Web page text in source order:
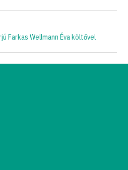
Farkas Wellmann Éva költővel